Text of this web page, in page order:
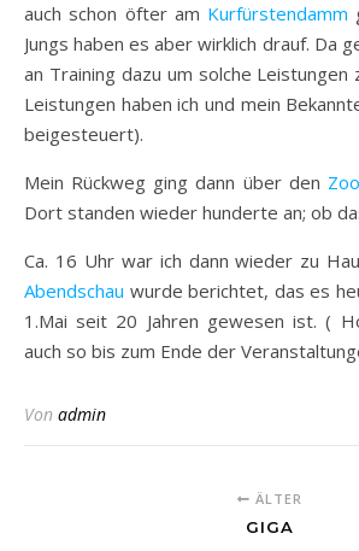
auch schon öfter am Kurfürstendamm
Jungs haben es aber wirklich drauf. Da
an Training dazu um solche Leistungen
Leistungen haben ich und mein
beigesteuert).
Mein Rückweg ging dann über den
Dort standen wieder hunderte an; ob
Ca. 16 Uhr war ich dann wieder zu
Abendschau wurde berichtet, das es
1.Mai seit 20 Jahren gewesen ist. (
auch so bis zum Ende der
Von admin
ÄLTER
GIGA